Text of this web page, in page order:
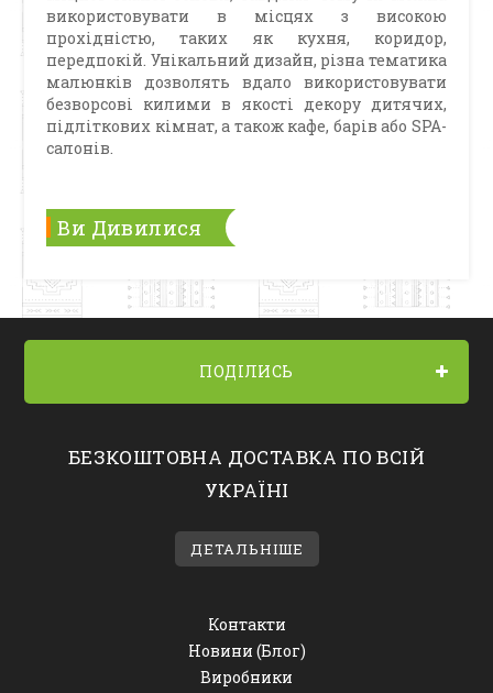
використовувати в місцях з високою
прохідністю, таких як кухня, коридор,
передпокій. Унікальний дизайн, різна тематика
малюнків дозволять вдало використовувати
безворсові килими в якості декору дитячих,
підліткових кімнат, а також кафе, барів або SPA-
салонів.
Ви Дивилися
ПОДІЛИСЬ
БЕЗКОШТОВНА ДОСТАВКА ПО ВСІЙ
УКРАЇНІ
ДЕТАЛЬНІШЕ
Контакти
Новини (Блог)
Виробники